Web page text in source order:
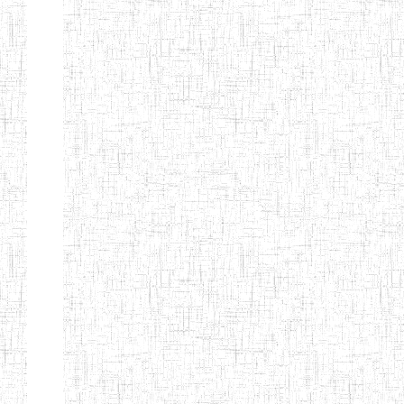
Etablissements
d'enseignement
secondaire
technique
et
professionnel
ESTP
Etablissements